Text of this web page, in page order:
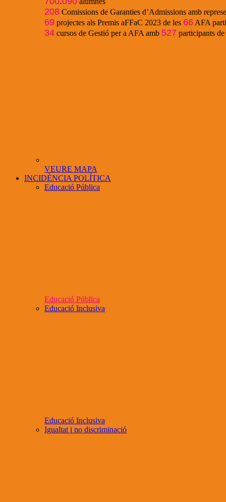
208 Comissions de Garanties d’Admissions amb
69 projectes als Premis aFFaC 2023 de les 66 AFA
34 cursos de Gestió per a AFA amb 527 participants de
VEURE MAPA
INCIDÈNCIA POLÍTICA
Educació Pública
Educació Pública
Educació Inclusiva
Educació Inclusiva
Igualtat i no discriminació